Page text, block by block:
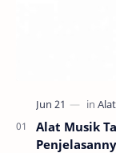
Alat Musik